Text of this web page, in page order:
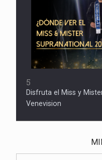
5
Disfruta el Miss y
Venevision